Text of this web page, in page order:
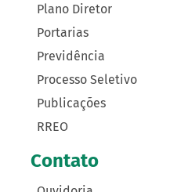
Plano Diretor
Portarias
Previdência
Processo Seletivo
Publicações
RREO
Contato